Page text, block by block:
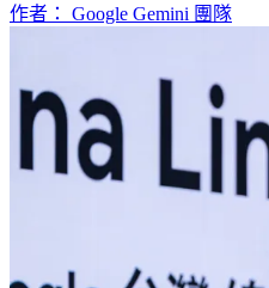
作者： Google Gemini 團隊